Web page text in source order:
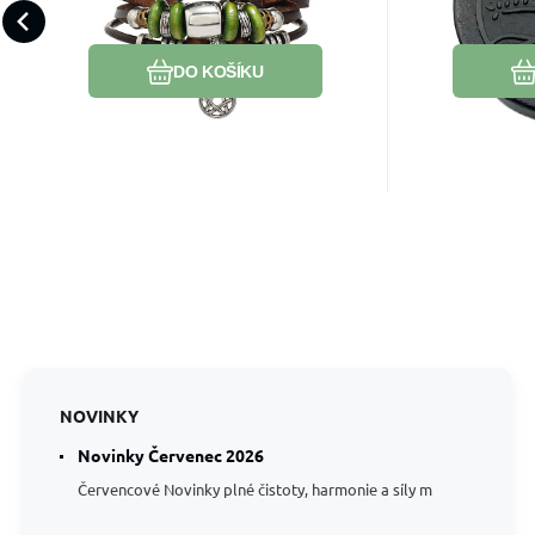
nastavitelná velikost
DO KOŠÍKU
Oblíbený
Porovnat
STROM ŽIVOTA - SYMBOL
VZÁJEMNÉ PROPOJENOSTI
VŠEH
zůstane
na
NOVINKY
Novinky Červenec 2026
Červencové Novinky plné čistoty, harmonie a síly m